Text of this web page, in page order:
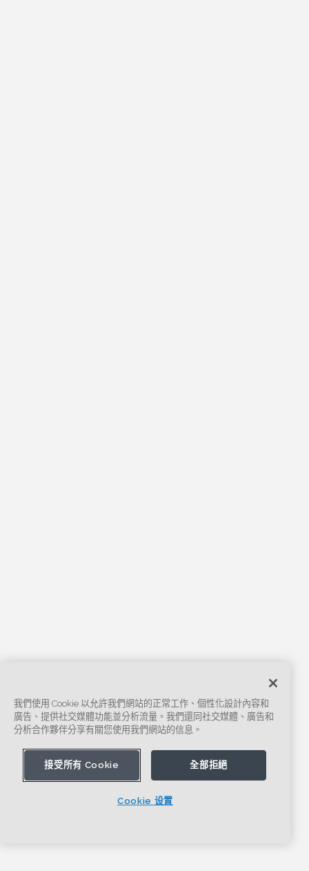
我們使用 Cookie 以允許我們網站的正常工作、個性化設計內容和
廣告、提供社交媒體功能並分析流量。我們還同社交媒體、廣告和
分析合作夥伴分享有關您使用我們網站的信息。
接受所有 Cookie 全部拒絕
Cookie 设置